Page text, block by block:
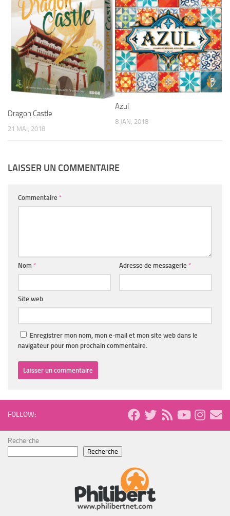
Dragon Castle
21 MAI, 2018
Azul
8 JAN, 2018
LAISSER UN COMMENTAIRE
Commentaire *
Nom * Adresse de messagerie *
Site web
Enregistrer mon nom, mon e-mail et mon site web dans le
navigateur pour mon prochain commentaire.
FOLLOW:
Recherche
Recherche